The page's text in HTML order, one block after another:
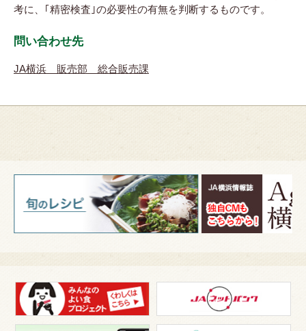
考に、｢精密検査｣の必要性の有無を判断するものです。
問い合わせ先
JA横浜 販売部 総合販売課